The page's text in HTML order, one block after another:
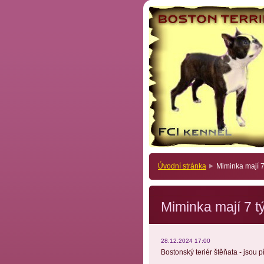
Úvodní stránka Miminka mají
Miminka mají 7
28.12.2024 17:00
Bostonský teriér štěňata - jsou